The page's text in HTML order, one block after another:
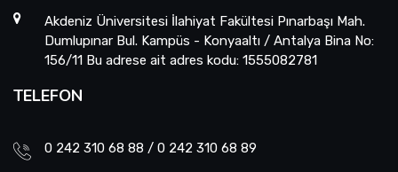
Akdeniz Üniversitesi İlahiyat Fakültesi Pınarbaşı Mah.
Dumlupınar Bul. Kampüs - Konyaaltı / Antalya Bina No:
156/11 Bu adrese ait adres kodu: 1555082781
TELEFON
0 242 310 68 88 / 0 242 310 68 89